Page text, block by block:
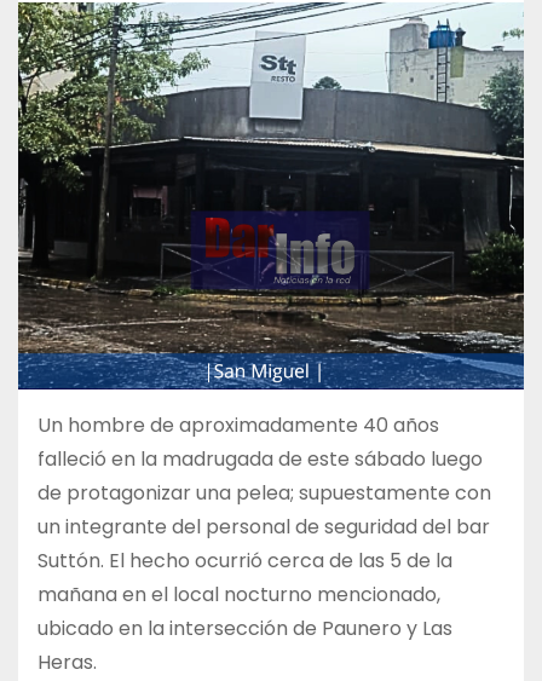
Un hombre de aproximadamente 40 años
falleció en la madrugada de este sábado luego
de protagonizar una pelea; supuestamente con
un integrante del personal de seguridad del bar
Suttón. El hecho ocurrió cerca de las 5 de la
mañana en el local nocturno mencionado,
ubicado en la intersección de Paunero y Las
Heras.